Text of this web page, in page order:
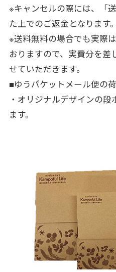
※キャンセルの際には、「
た上でのご返金となります。
※送料無料の場合でも実際
おりますので、実費分を差
せていただきます。
■ゆうパケットメール便の
・オリジナルデザインの
ます。